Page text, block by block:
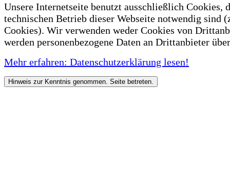
Unsere Internetseite benutzt ausschließlich Cookies,
technischen Betrieb dieser Webseite notwendig sind
Cookies). Wir verwenden weder Cookies von
werden personenbezogene Daten an Drittanbieter
Mehr erfahren: Datenschutzerklärung lesen!
Hinweis zur Kenntnis genommen. Seite betreten.